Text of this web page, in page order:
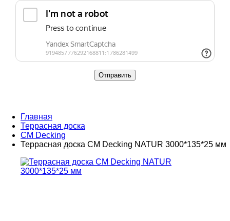
Главная
Террасная доска
CM Decking
Террасная доска СМ Decking NATUR 3000*135*25 мм